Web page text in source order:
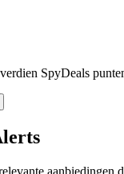
SpyDeals
aanbiedingen